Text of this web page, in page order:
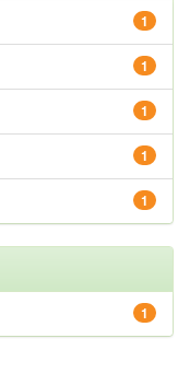
1
1
1
1
1
1